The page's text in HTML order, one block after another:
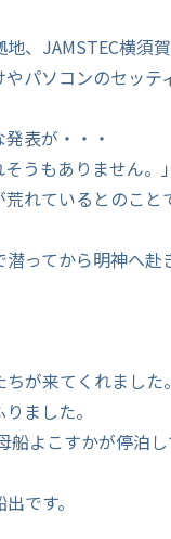
、JAMSTEC横須
パソコンのセッ
表が・・・
うもありません。」
れているとのこと
ってから明神へ
が来てくれました。
ました。
よこすかが停泊し
です。